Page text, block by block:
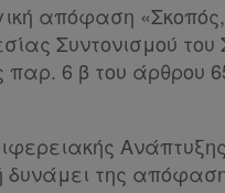
απόφαση
Συντονισμού
6 β του άρθρου
της